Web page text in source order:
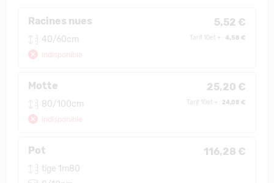
Racines nues 5,52 €
40/60cm
Indisponible
Tarif 10et + : 4,58 €
Motte 25,20 €
80/100cm
Indisponible
Tarif 10et + : 24,08 €
Pot 116,28 €
tige 1m80